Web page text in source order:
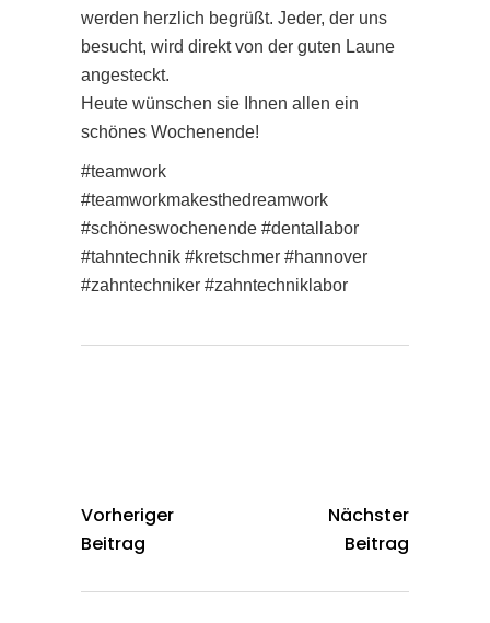
werden herzlich begrüßt. Jeder, der uns
besucht, wird direkt von der guten Laune
angesteckt.
Heute wünschen sie Ihnen allen ein
schönes Wochenende!
#teamwork
#teamworkmakesthedreamwork
#schöneswochenende #dentallabor
#tahntechnik #kretschmer #hannover
#zahntechniker #zahntechniklabor
Vorheriger
Beitrag
Nächster
Beitrag